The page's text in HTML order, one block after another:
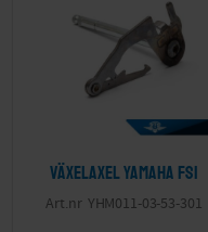
Växelaxel Yamaha FS1
YHM011-03-53-301